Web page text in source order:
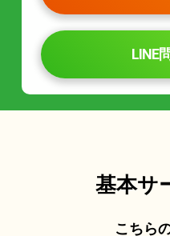
LINE
基本サ
こちら